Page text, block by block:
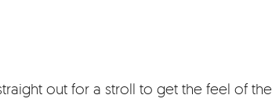
out for a stroll to get the feel of the